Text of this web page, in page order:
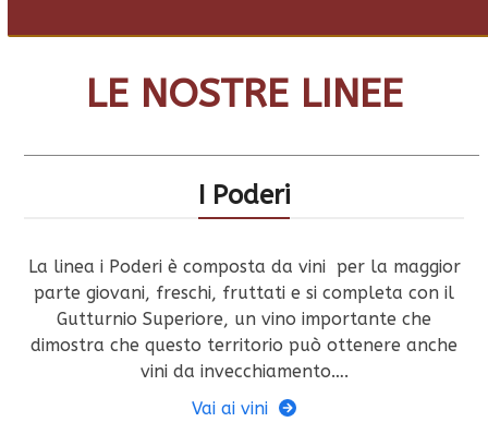
LE NOSTRE LINEE
I Poderi
La linea i Poderi è composta da vini per la maggior
parte giovani, freschi, fruttati e si completa con il
Gutturnio Superiore, un vino importante che
dimostra che questo territorio può ottenere anche
vini da invecchiamento….
Vai ai vini